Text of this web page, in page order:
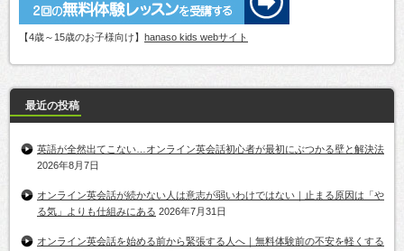
【4歳～15歳のお子様向け】 hanaso kids webサイト
最近の投稿
英語が全然出てこない…オンライン英会話初心者が最初にぶつかる壁と解決法
2026年8月7日
オンライン英会話が続かない人は意志が弱いわけではない｜止まる原因は「や
る気」よりも仕組みにある 2026年7月31日
オンライン英会話を始める前から緊張する人へ｜無料体験前の不安を軽くする